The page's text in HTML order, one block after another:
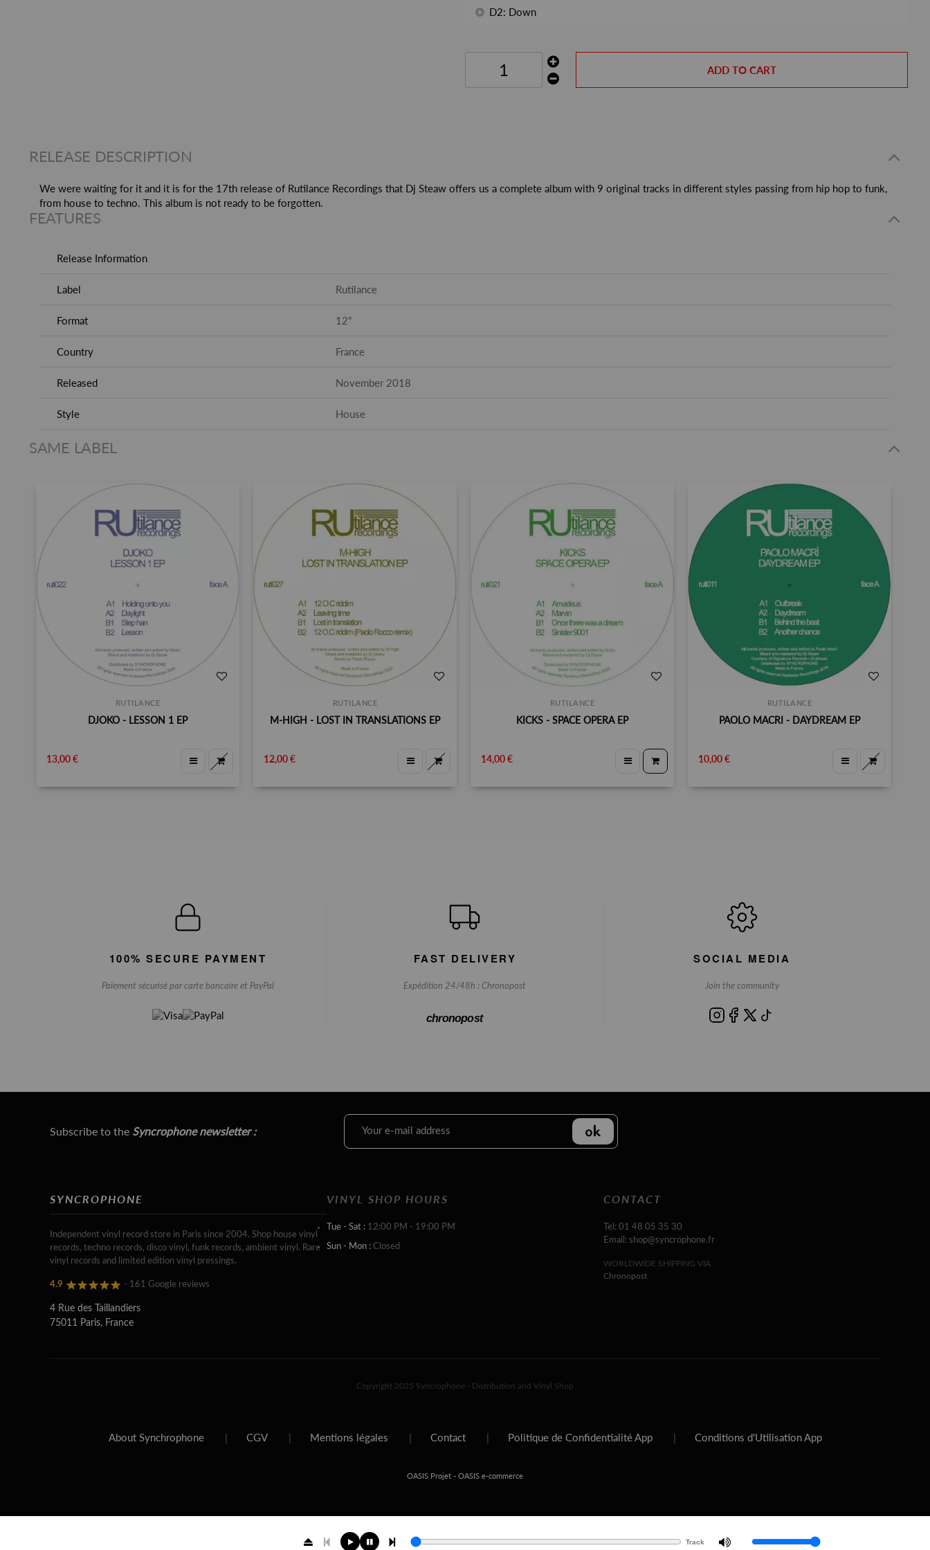
D2: Down
ADD TO CART
RELEASE DESCRIPTION
We were waiting for it and it is for the 17th release of Rutilance Recordings that Dj Steaw offers us a complete album with 9 original tracks in different styles passing from hip hop to funk,
from house to techno. This album is not ready to be forgotten.
FEATURES
Release Information
Label Rutilance
Format 12"
Country France
Released November 2018
Style House
SAME LABEL
RUTILANCE
DJOKO - LESSON 1 EP
13,00 €
RUTILANCE
M-HIGH - LOST IN TRANSLATIONS EP
12,00 €
RUTILANCE
KICKS - SPACE OPERA EP
14,00 €
RUTILANCE
PAOLO MACRI - DAYDREAM EP
10,00 €
100% SECURE PAYMENT
Paiement sécurisé par carte bancaire et PayPal
FAST DELIVERY
Expédition 24/48h : Chronopost
chronopost
SOCIAL MEDIA
Join the community
Subscribe to the Syncrophone newsletter :
SYNCROPHONE
Independent vinyl record store in Paris since 2004. Shop house vinyl
records, techno records, disco vinyl, funk records, ambient vinyl. Rare
vinyl records and limited edition vinyl pressings.
4.9 - 161 Google reviews
4 Rue des Taillandiers
75011 Paris, France
VINYL SHOP HOURS
Tue - Sat : 12:00 PM - 19:00 PM
Sun - Mon : Closed
CONTACT
Tel: 01 48 05 35 30
Email: shop@syncrophone.fr
WORLDWIDE SHIPPING VIA
Chronopost
Copyright 2025 Syncrophone - Distribution and Vinyl Shop
About Synchrophone | CGV | Mentions légales | Contact | Politique de Confidentialité App | Conditions d'Utilisation App
OASIS Projet - OASIS e-commerce
Track